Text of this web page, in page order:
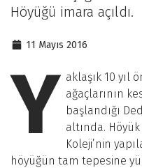
Höyüğü imara açıldı.
11 Mayıs 2016
Y aklaşık 10 yıl
ağaçlarının
başlandığı
altında.
Koleji’nin
höyüğün tam tepesine